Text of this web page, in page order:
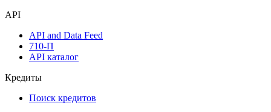
API
API and Data Feed
710-П
API каталог
Кредиты
Поиск кредитов